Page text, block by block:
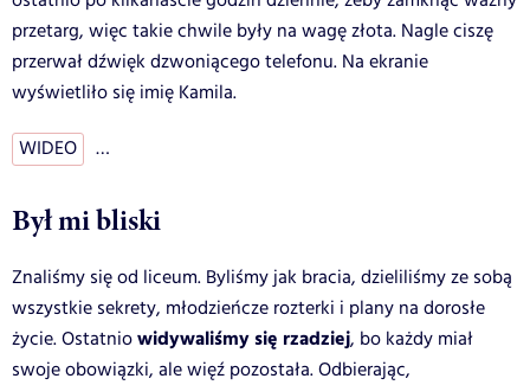
przetarg, więc takie chwile były na wagę złota. Nagle ciszę
przerwał dźwięk dzwoniącego telefonu. Na ekranie
wyświetliło się imię Kamila.
WIDEO …
Był mi bliski
Znaliśmy się od liceum. Byliśmy jak bracia, dzieliliśmy ze sobą
wszystkie sekrety, młodzieńcze rozterki i plany na dorosłe
życie. Ostatniowidywaliśmy się rzadziej, bo każdy miał
swoje obowiązki, ale więź pozostała. Odbierając,